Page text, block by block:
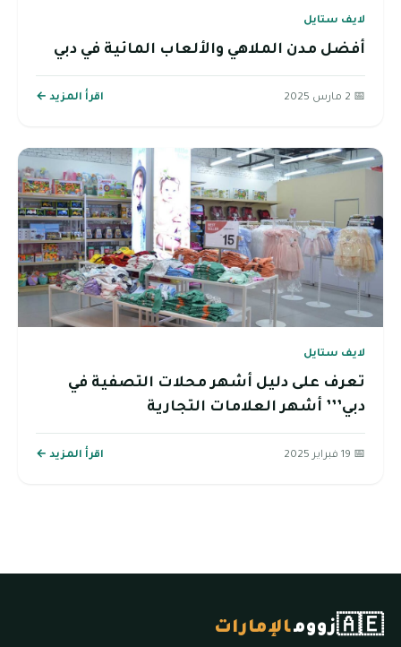
لايف ستايل
أفضل مدن الملاهي والألعاب المائية في دبي
📅 2 مارس 2025 اقرأ المزيد ←
لايف ستايل
تعرف على دليل أشهر محلات التصفية في
دبي’’’ أشهر العلامات التجارية
📅 19 فبراير 2025 اقرأ المزيد ←
🇦🇪زوومالإمارات